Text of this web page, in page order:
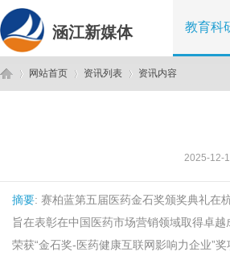
涵江新媒体 教育科
网站首页 资讯列表 资讯内容
2025-12-
摘要: 赛柏蓝第五届医药金石奖颁奖典礼在
旨在表彰在中国医药市场营销领域取得卓
荣获“金石奖-医药健康互联网影响力企业”